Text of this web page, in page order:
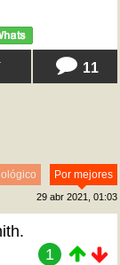
11
Por mejores
29 abr 2021, 01:03
1